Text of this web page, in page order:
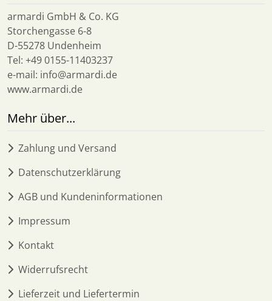
armardi GmbH & Co. KG
Storchengasse 6-8
D-55278 Undenheim
Tel: +49 0155-11403237
e-mail: info@armardi.de
www.armardi.de
Mehr über...
Zahlung und Versand
Datenschutzerklärung
AGB und Kundeninformationen
Impressum
Kontakt
Widerrufsrecht
Lieferzeit und Liefertermin